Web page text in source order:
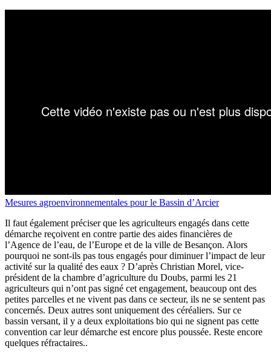
Mesures agroenvironnementales pour le Bassin d’Arcier
Il faut également préciser que les agriculteurs engagés dans cette
démarche reçoivent en contre partie des aides financières de
l’Agence de l’eau, de l’Europe et de la ville de Besançon. Alors
pourquoi ne sont-ils pas tous engagés pour diminuer l’impact de leur
activité sur la qualité des eaux ? D’après Christian Morel, vice-
président de la chambre d’agriculture du Doubs, parmi les 21
agriculteurs qui n’ont pas signé cet engagement, beaucoup ont des
petites parcelles et ne vivent pas dans ce secteur, ils ne se sentent pas
concernés. Deux autres sont uniquement des céréaliers. Sur ce
bassin versant, il y a deux exploitations bio qui ne signent pas cette
convention car leur démarche est encore plus poussée. Reste encore
quelques réfractaires..